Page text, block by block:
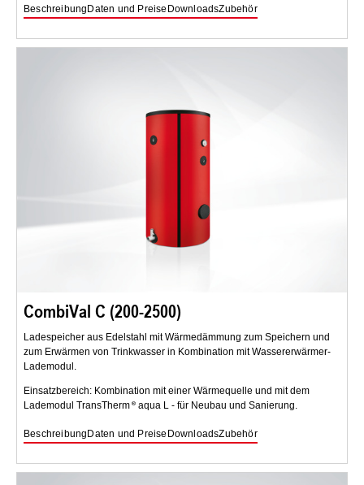
Beschreibung Daten und Preise DownloadsZubehör
CombiVal C (200-2500)
Ladespeicher aus Edelstahl mit Wärmedämmung zum Speichern und
zum Erwärmen von Trinkwasser in Kombination mit Wassererwärmer-
Lademodul.
Einsatzbereich: Kombination mit einer Wärmequelle und mit dem
Lademodul TransTherm
aqua L - für Neubau und Sanierung.
BeschreibungDaten und Preise DownloadsZubehör